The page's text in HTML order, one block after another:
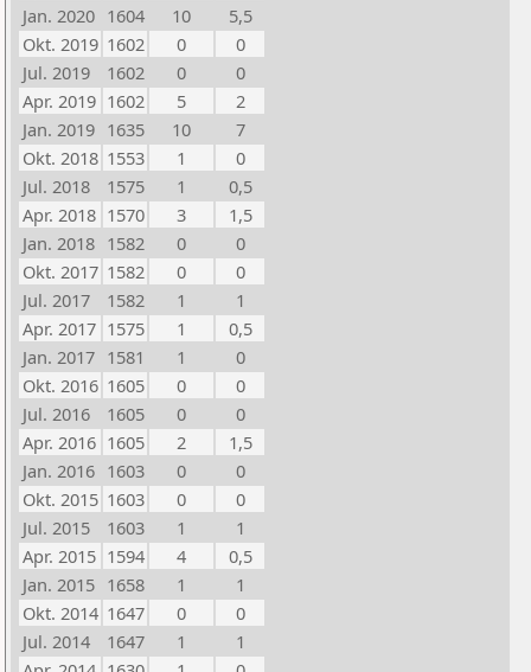
Jan. 2020 1604 10
5,5
Okt. 2019 1602 0
0
Jul. 2019
1602 0
0
Apr. 2019 1602 5
2
Jan. 2019 1635 10
7
Okt. 2018 1553 1
0
Jul. 2018
1575 1
0,5
Apr. 2018 1570 3
1,5
Jan. 2018 1582 0
0
Okt. 2017 1582 0
0
Jul. 2017
1582 1
1
Apr. 2017 1575 1
0,5
Jan. 2017 1581 1
0
Okt. 2016 1605 0
0
Jul. 2016
1605 0
0
Apr. 2016 1605 2
1,5
Jan. 2016 1603 0
0
Okt. 2015 1603 0
0
Jul. 2015
1603 1
1
Apr. 2015 1594 4
0,5
Jan. 2015 1658 1
1
Okt. 2014 1647 0
0
Jul. 2014
1647 1
1